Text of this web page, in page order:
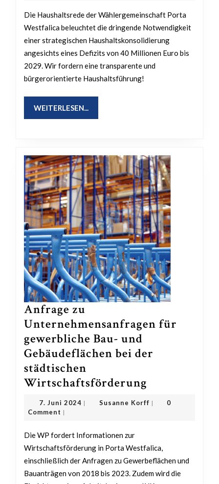
vom
05.
Mai
2025
Die Haushaltsrede der Wählergemeinschaft Porta
Westfalica beleuchtet die dringende Notwendigkeit
einer strategischen Haushaltskonsolidierung
angesichts eines Defizits von 40 Millionen Euro bis
2029. Wir fordern eine transparente und
bürgerorientierte Haushaltsführung!
WEITERLESEN...
Anfrage zu
Unternehmensanfragen für
gewerbliche Bau- und
Gebäudeflächen bei der
städtischen
Wirtschaftsförderung
zu
gewerbliche
Bau-
und
7. Juni 2024 7.| Susanne KorffSusanne
|
0
Comment |
Die WP fordert Informationen zur
Wirtschaftsförderung in Porta Westfalica,
einschließlich der Anfragen zu Gewerbeflächen und
Bauanträgen von 2018 bis 2023. Zudem wird die